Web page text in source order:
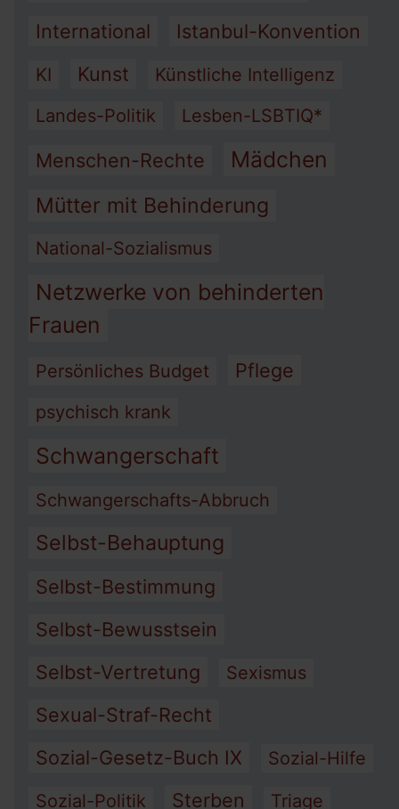
International Istanbul-Konvention
KI Kunst
Künstliche Intelligenz
Landes-Politik
Lesben-LSBTIQ*
Menschen-Rechte Mädchen
Mütter mit Behinderung
National-Sozialismus
Netzwerke von behinderten
Frauen
Persönliches Budget Pflege
psychisch krank
Schwangerschaft
Schwangerschafts-Abbruch
Selbst-Behauptung
Selbst-Bestimmung
Selbst-Bewusstsein
Selbst-Vertretung
Sexismus
Sexual-Straf-Recht
Sozial-Gesetz-Buch IX
Sozial-Hilfe
Sozial-Politik
Sterben Triage